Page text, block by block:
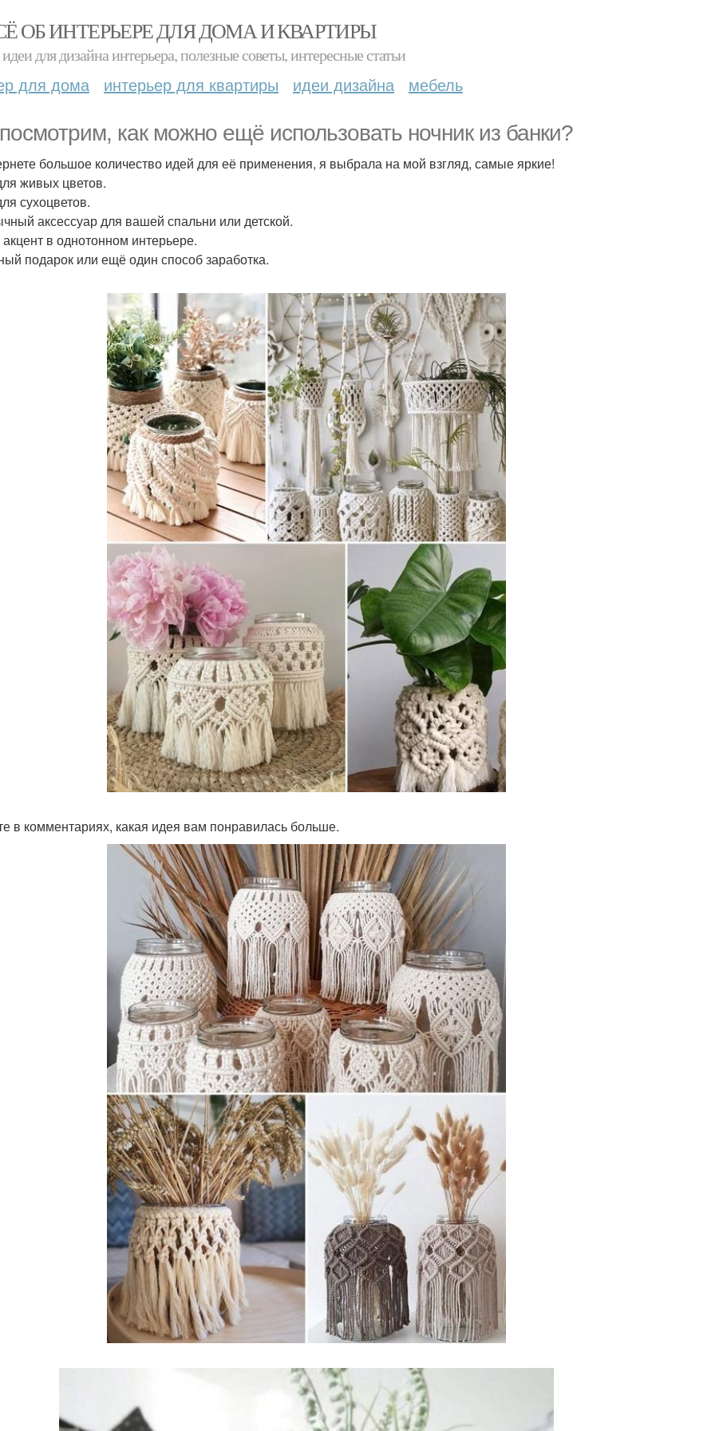
ОБ ИНТЕРЬЕРЕ ДЛЯ ДОМА И КВАРТИРЫ
для дизайна интерьера, полезные советы, интересные статьи
для дома интерьер для квартиры идеи дизайна мебель
как можно ещё использовать ночник из банки?
большое количество идей для её применения, я выбрала на мой взгляд, самые яркие!
живых цветов.
сухоцветов.
аксессуар для вашей спальни или детской.
в однотонном интерьере.
подарок или ещё один способ заработка.
в комментариях, какая идея вам понравилась больше.